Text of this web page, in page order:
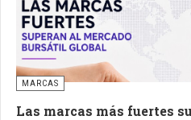
MARCAS
Las marcas más fuertes